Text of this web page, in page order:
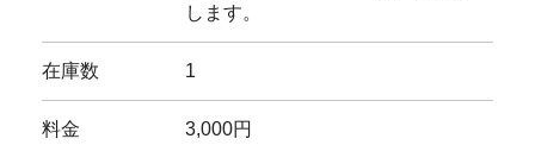
します。
在庫数 1
料金 3,000円